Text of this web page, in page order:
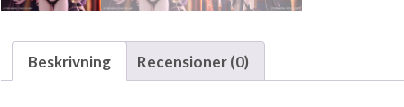
Beskrivning Recensioner (0)